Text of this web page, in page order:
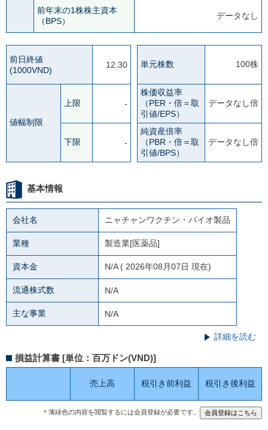
前年末の1株株主資本
（BPS）
データなし
前日終値
(1000VND)
12.30
値幅制限
上限 -
下限 -
単元株数 100株
株価収益率
（PER・倍＝取
引値/EPS）
データなし倍
純資産倍率
（PBR・倍＝取
引値/BPS）
データなし倍
基本情報
会社名 ニャチャンワクチン・バイオ製品
業種 製造業[医薬品]
資本金 N/A( 2026年08月07日 現在)
流通株式数 N/A
主な事業 N/A
詳細を読む
損益計算書 [単位：百万ドン(VND)]
売上高 税引き前利益 税引き後利益
＊薄緑色の内容を閲覧するには会員登録が必要です。